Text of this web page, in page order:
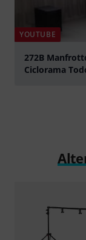
YOUTUBE
272B
Ciclorama